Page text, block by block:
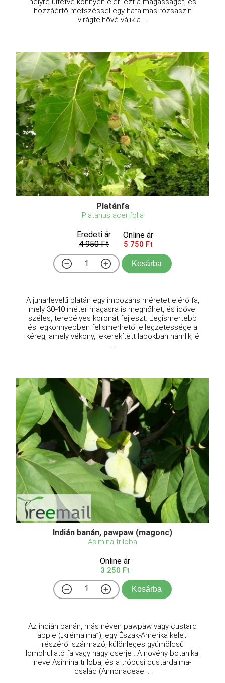
hozzáértő metszéssel egy hatalmas rózsaszín
virágfelhővé válik a ...
Platánfa
Platanus acerifolia
Eredeti ár
4 950 Ft
Online ár
5 750 Ft
Kosárba
A juharlevelű platán egy impozáns méretet elérő fa,
mely 30-40 méter magasra is megnőhet, és idővel
széles, terebélyes koronát fejleszt. Legismertebb
és legkönnyebben felismerhető jellegzetessége a
kéreg, amely vékony, lekerekített lapokban hámlik, é
...
Indián banán, pawpaw (magonc)
Asimina triloba
Online ár
3 250 Ft
Kosárba
Az indián banán, más néven pawpaw vagy custard
apple („krémalma”), egy Észak-Amerika keleti
részéről származó, különleges gyümölcsű
lombhullató fa vagy nagy cserje . A növény botanikai
neve Asimina triloba, és a trópusi custardalma-
család (Annonaceae ...